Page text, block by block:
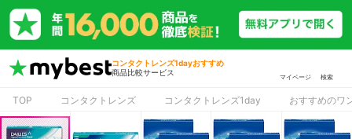
コンタクトレンズ1dayおすすめ
商品比較サービス
マイページ 検索
TOP コンタクトレンズ コンタクトレンズ1day おすすめのワ